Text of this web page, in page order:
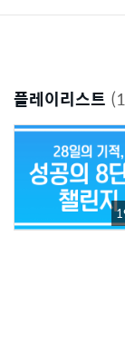
플레이리스트